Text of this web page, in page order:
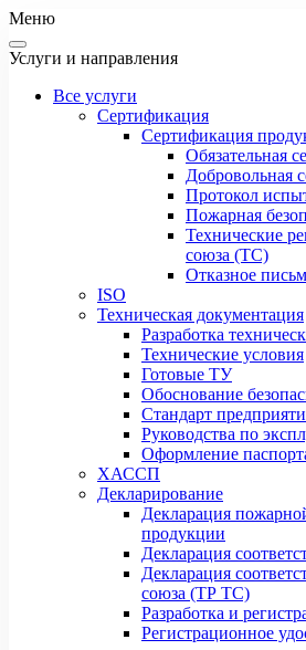
Меню
Услуги и направления
Все услуги
Сертификация
Сертификация
Обязательная
Добровольная
Протокол
Пожарная
Технические
союза (ТС)
Отказное
ISO
Техническая документация
Разработка
Технические условия
Готовые ТУ
Обоснование
Стандарт
Руководства по
Оформление
ХАССП
Декларирование
Декларация
продукции
Декларация
Декларация
союза (ТР ТС)
Разработка и
Регистрационное